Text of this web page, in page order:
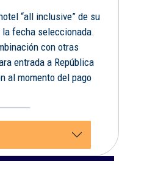
“all inclusive” de su
fecha seleccionada.
con otras
entrada a República
al momento del pago